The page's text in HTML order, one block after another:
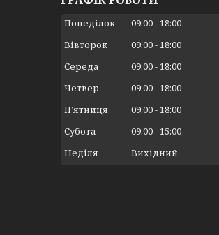
6370231
Понеділок 09:00 18:00
Вівторок
09:00 18:00
Середа
09:00 18:00
Четвер
09:00 18:00
Пʼятниця
09:00 18:00
Субота
09:00 15:00
Неділя
Вихідний